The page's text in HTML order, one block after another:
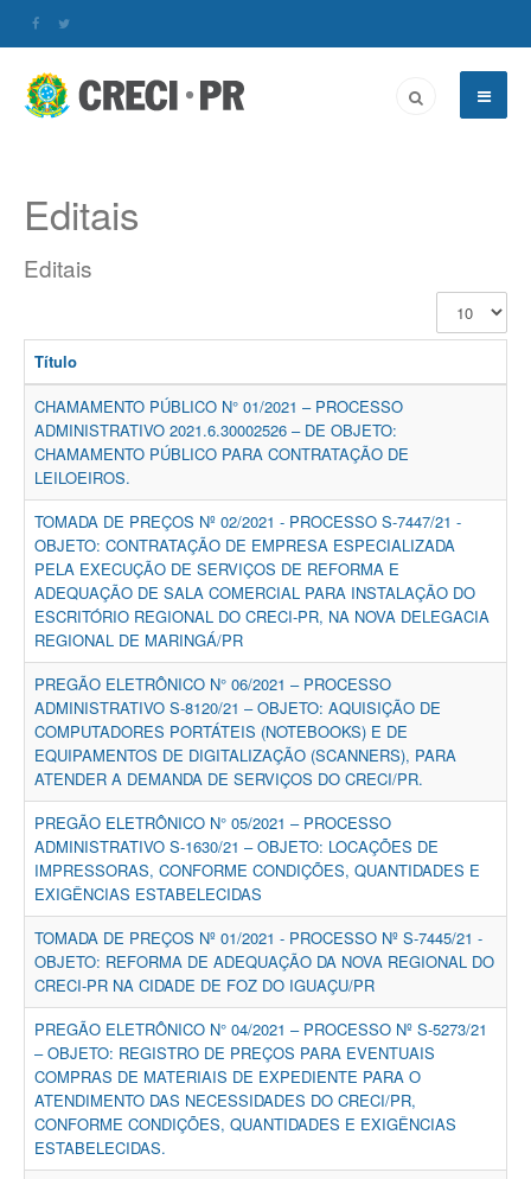
Editais
Editais
Exibir
#
Título
CHAMAMENTO PÚBLICO N° 01/2021 – PROCESSO
ADMINISTRATIVO 2021.6.30002526 – DE OBJETO:
CHAMAMENTO PÚBLICO PARA CONTRATAÇÃO DE
LEILOEIROS.
TOMADA DE PREÇOS Nº 02/2021 - PROCESSO S-7447/21 -
OBJETO: CONTRATAÇÃO DE EMPRESA ESPECIALIZADA
PELA EXECUÇÃO DE SERVIÇOS DE REFORMA E
ADEQUAÇÃO DE SALA COMERCIAL PARA INSTALAÇÃO DO
ESCRITÓRIO REGIONAL DO CRECI-PR, NA NOVA DELEGACIA
REGIONAL DE MARINGÁ/PR
PREGÃO ELETRÔNICO N° 06/2021 – PROCESSO
ADMINISTRATIVO S-8120/21 – OBJETO: AQUISIÇÃO DE
COMPUTADORES PORTÁTEIS (NOTEBOOKS) E DE
EQUIPAMENTOS DE DIGITALIZAÇÃO (SCANNERS), PARA
ATENDER A DEMANDA DE SERVIÇOS DO CRECI/PR.
PREGÃO ELETRÔNICO N° 05/2021 – PROCESSO
ADMINISTRATIVO S-1630/21 – OBJETO: LOCAÇÕES DE
IMPRESSORAS, CONFORME CONDIÇÕES, QUANTIDADES E
EXIGÊNCIAS ESTABELECIDAS
TOMADA DE PREÇOS Nº 01/2021 - PROCESSO Nº S-7445/21 -
OBJETO: REFORMA DE ADEQUAÇÃO DA NOVA REGIONAL DO
CRECI-PR NA CIDADE DE FOZ DO IGUAÇU/PR
PREGÃO ELETRÔNICO N° 04/2021 – PROCESSO Nº S-5273/21
– OBJETO: REGISTRO DE PREÇOS PARA EVENTUAIS
COMPRAS DE MATERIAIS DE EXPEDIENTE PARA O
ATENDIMENTO DAS NECESSIDADES DO CRECI/PR,
CONFORME CONDIÇÕES, QUANTIDADES E EXIGÊNCIAS
ESTABELECIDAS.